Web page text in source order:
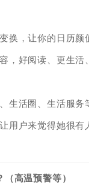
换，让你的日历颜
，好阅读、更生活
生活圈、生活服
用户来觉得她很有
高温预警等）